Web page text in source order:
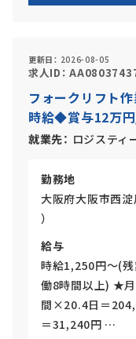
更新日 2026-08-05
求人ID
フォークリフト
時給◆賞与12万
就業先 ロジスティ
勤務地
大阪府大阪市西
）
給与
時給1,250円～(
働8時間以上) ★月
間×20.4日＝
＝31,240円 …